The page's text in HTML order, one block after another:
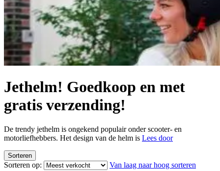
Jethelm! Goedkoop en met
gratis verzending!
De trendy jethelm is ongekend populair onder scooter- en
motorliefhebbers. Het design van de helm is Lees door
Sorteren
Sorteren op: Van laag naar hoog sorteren